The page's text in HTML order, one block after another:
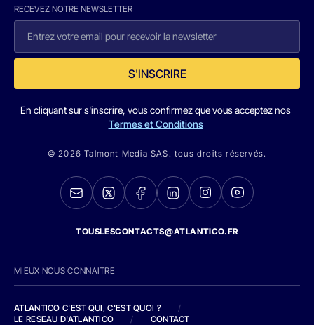
RECEVEZ NOTRE NEWSLETTER
S'INSCRIRE
En cliquant sur s'inscrire, vous confirmez que vous acceptez nos
Termes et Conditions
© 2026 Talmont Media SAS. tous droits réservés.
TOUSLESCONTACTS@ATLANTICO.FR
MIEUX NOUS CONNAITRE
ATLANTICO C'EST QUI, C'EST QUOI ?
/
LE RESEAU D'ATLANTICO
/ CONTACT